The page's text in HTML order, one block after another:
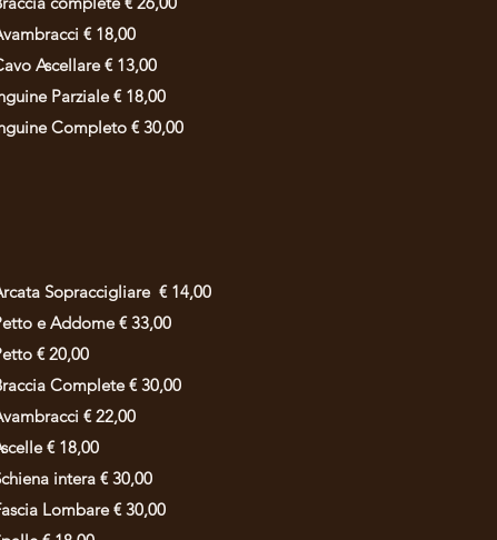
€ 18,00
Ascellare € 13,00
Parziale € 18,00
Completo € 30,00
Sopraccigliare € 14,00
e Addome € 33,00
€ 20,00
Complete € 30,00
€ 22,00
€ 18,00
intera € 30,00
Lombare € 30,00